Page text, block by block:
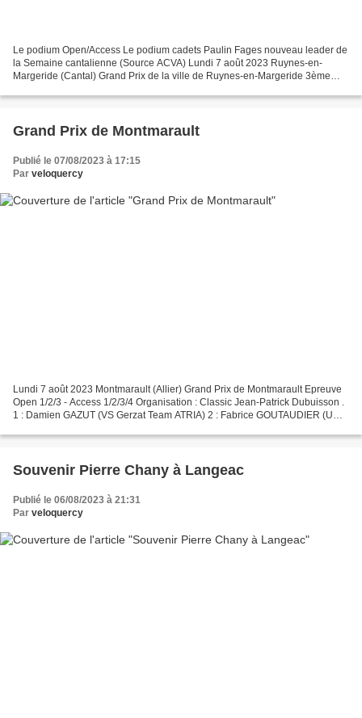
Le podium Open/Access Le podium cadets Paulin Fages nouveau leader de
la Semaine cantalienne (Source ACVA) Lundi 7 août 2023 Ruynes-en-
Margeride (Cantal) Grand Prix de la ville de Ruynes-en-Margeride 3ème
Grand Prix de Montmarault
Publié le 07/08/2023 à 17:15
Par veloquercy
Lundi 7 août 2023 Montmarault (Allier) Grand Prix de Montmarault Epreuve
Open 1/2/3 - Access 1/2/3/4 Organisation : Classic Jean-Patrick Dubuisson .
1 : Damien GAZUT (VS Gerzat Team ATRIA) 2 : Fabrice GOUTAUDIER (UC
Souvenir Pierre Chany à Langeac
Publié le 06/08/2023 à 21:31
Par veloquercy